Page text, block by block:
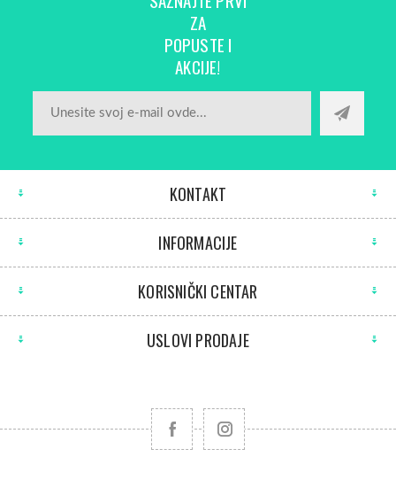
ZA
POPUSTE I
AKCIJE!
KONTAKT
INFORMACIJE
KORISNIČKI CENTAR
USLOVI PRODAJE